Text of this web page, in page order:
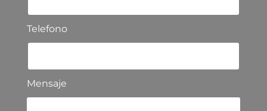
Telefono
Mensaje